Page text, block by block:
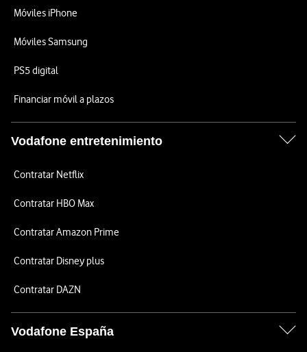
Móviles iPhone
Móviles Samsung
PS5 digital
Financiar móvil a plazos
Vodafone entretenimiento
Contratar Netflix
Contratar HBO Max
Contratar Amazon Prime
Contratar Disney plus
Contratar DAZN
Vodafone España